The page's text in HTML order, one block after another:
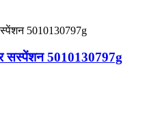
सस्पेंशन 5010130797g